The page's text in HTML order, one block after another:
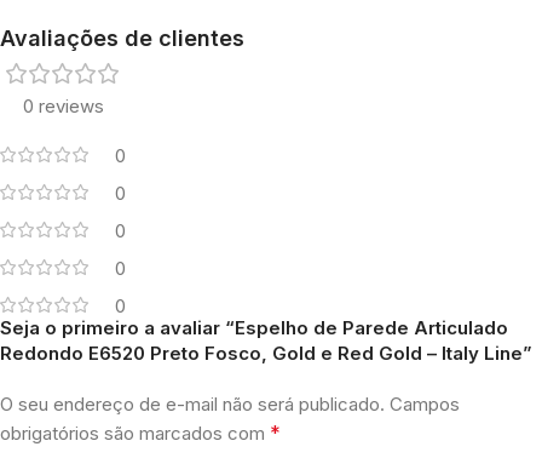
Avaliações de clientes
0 reviews
0
0
0
0
0
Seja o primeiro a avaliar “Espelho de Parede Articulado
Redondo E6520 Preto Fosco, Gold e Red Gold – Italy Line”
O seu endereço de e-mail não será publicado. Campos
obrigatórios são marcados com *